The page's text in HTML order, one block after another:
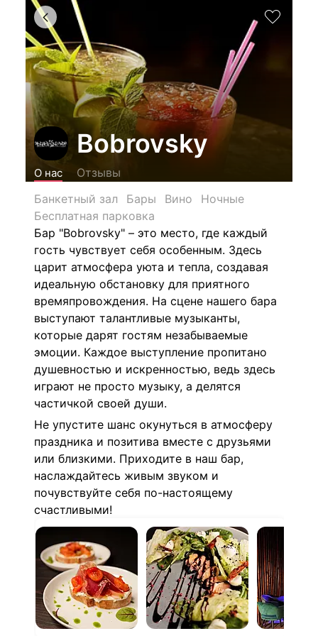
Bobrovsky
О нас
Отзывы
Банкетный зал
Бары Вино
Ночные
Бесплатная парковка
Бар "Bobrovsky" – это место, где каждый
гость чувствует себя особенным. Здесь
царит атмосфера уюта и тепла, создавая
идеальную обстановку для приятного
времяпровождения. На сцене нашего бара
выступают талантливые музыканты,
которые дарят гостям незабываемые
эмоции. Каждое выступление пропитано
душевностью и искренностью, ведь здесь
играют не просто музыку, а делятся
частичкой своей души.
Не упустите шанс окунуться в атмосферу
праздника и позитива вместе с друзьями
или близкими. Приходите в наш бар,
наслаждайтесь живым звуком и
почувствуйте себя по-настоящему
счастливыми!